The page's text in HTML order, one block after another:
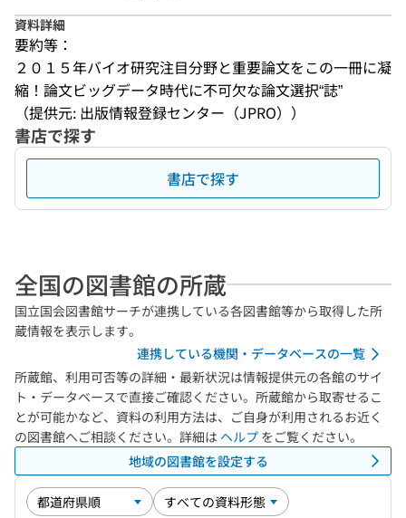
資料詳細
要約等：
２０１５年バイオ研究注目分野と重要論文をこの一冊に凝
縮！論文ビッグデータ時代に不可欠な論文選択“誌”
（提供元: 出版情報登録センター（JPRO））
書店で探す
書店で探す
全国の図書館の所蔵
国立国会図書館サーチが連携している各図書館等から取得した所
蔵情報を表示します。
連携している機関・データベースの一覧
所蔵館、利用可否等の詳細・最新状況は情報提供元の各館のサイ
ト・データベースで直接ご確認ください。所蔵館から取寄せるこ
とが可能かなど、資料の利用方法は、ご自身が利用されるお近く
の図書館へご相談ください。詳細は ヘルプ をご覧ください。
地域の図書館を設定する